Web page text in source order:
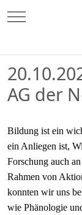
Mobile Menu
AG der
Bildung ist ein
ein Anliegen ist,
Forschung auch
Rahmen von
konnten wir uns
wie Phänologie